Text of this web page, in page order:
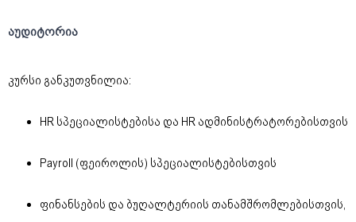
აუდიტორია
კურსი განკუთვნილია:
HR სპეციალისტებისა და HR ადმინისტრატორებისთვის
Payroll (ფეიროლის) სპეციალისტებისთვის
ფინანსების და ბუღალტერიის თანამშრომლებისთვის,